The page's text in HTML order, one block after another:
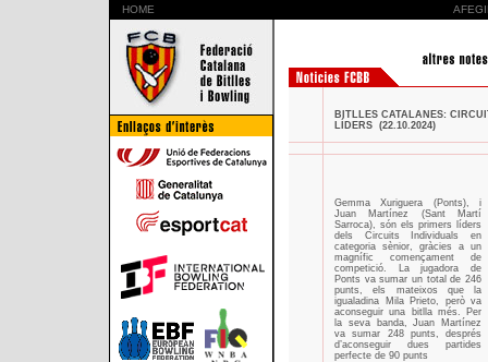
HOME
BITLLES CATALANES:
LÍDERS (22.10.2024)
Gemma Xuriguera (Ponts), i
Juan Martínez (Sant Martí
Sarroca), són els primers líders
dels Circuits Individuals en
categoria sènior, gràcies a un
magnífic començament de
competició. La jugadora de
Ponts va sumar un total de 246
punts, els mateixos que la
igualadina Mila Prieto, però va
aconseguir una bitlla més. Per
la seva banda, Juan Martínez
va sumar 248 punts, després
d’aconseguir dues partides
perfecte de 90 punts